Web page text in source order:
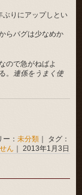
ぶりにアップしとい
らバグは少なめか
ので急がねばよ
。
連係をうまく使
： 未分類｜ タグ：
ん ｜ 2013年1月3日